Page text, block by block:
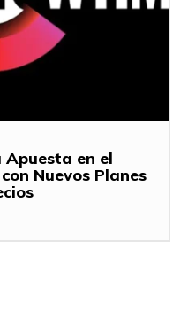
en el
Nuevos Planes